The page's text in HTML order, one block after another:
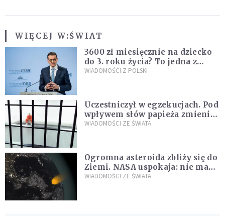
WIĘCEJ W:ŚWIAT
3600 zł miesięcznie na dziecko
do 3. roku życia? To jedna z
propozycji programu "Rozwój
WIADOMOŚCI Z POLSKI
Uczestniczył w egzekucjach. Pod
wpływem słów papieża zmienił
zdanie
WIADOMOŚCI ZE ŚWIATA
Ogromna asteroida zbliży się do
Ziemi. NASA uspokaja: nie ma
zagrożenia
WIADOMOŚCI ZE ŚWIATA